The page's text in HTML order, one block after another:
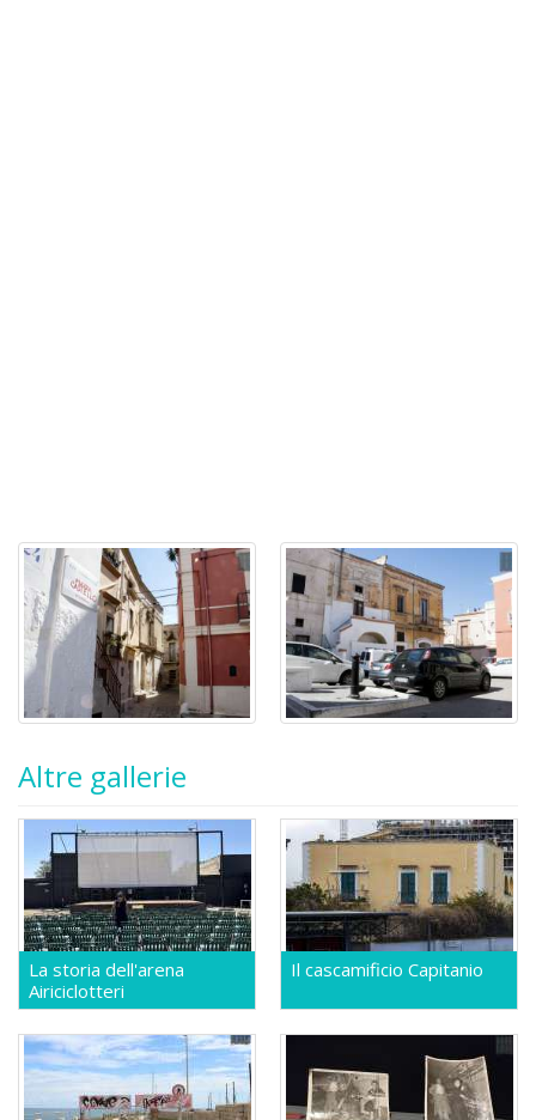
Altre gallerie
La storia dell'arena
Airiciclotteri
Il cascamificio Capitanio